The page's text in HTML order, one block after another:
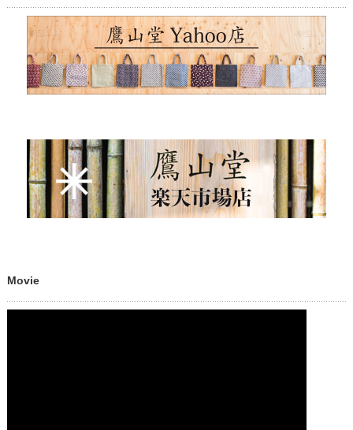
Movie